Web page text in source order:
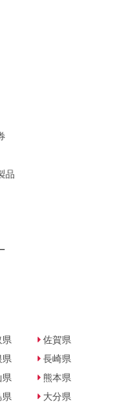
品
県
県
県
県
佐賀県
長崎県
熊本県
大分県